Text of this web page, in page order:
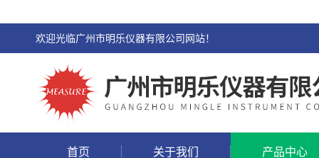
欢迎光临广州市明乐仪器有限公司网站！
首页 关于我们 产品中心